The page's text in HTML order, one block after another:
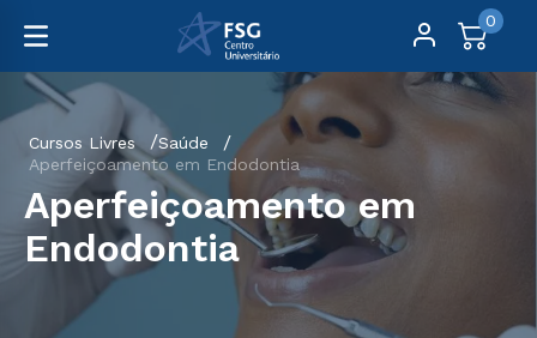
0
Cursos Livres
Saúde
Aperfeiçoamento em Endodontia
Aperfeiçoamento em
Endodontia